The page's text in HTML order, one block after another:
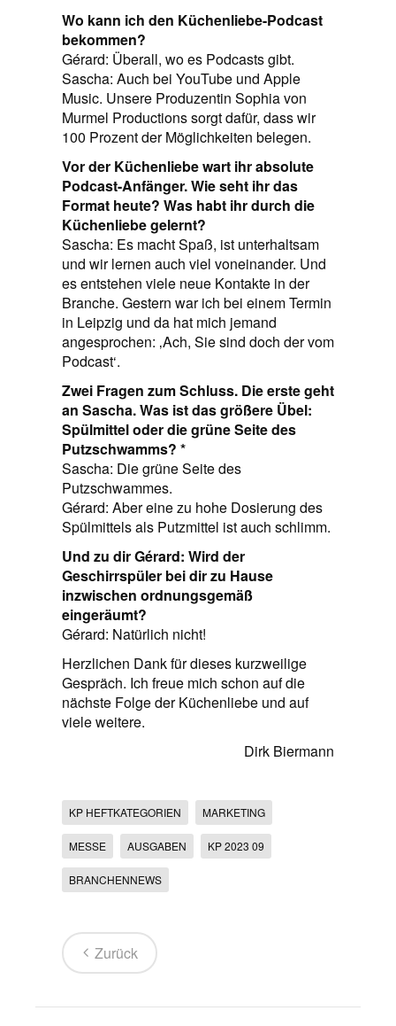
Wo kann ich den Küchenliebe-Podcast
bekommen?
Gérard: Überall, wo es Podcasts gibt.
Sascha: Auch bei YouTube und Apple
Music. Unsere Produzentin Sophia von
Murmel Productions sorgt dafür, dass wir
100 Prozent der Möglichkeiten belegen.
Vor der Küchenliebe wart ihr absolute
Podcast-Anfänger. Wie seht ihr das
Format heute? Was habt ihr durch die
Küchenliebe gelernt?
Sascha: Es macht Spaß, ist unterhaltsam
und wir lernen auch viel voneinander. Und
es entstehen viele neue Kontakte in der
Branche. Gestern war ich bei einem Termin
in Leipzig und da hat mich jemand
angesprochen: ‚Ach, Sie sind doch der vom
Podcast‘.
Zwei Fragen zum Schluss. Die erste geht
an Sascha. Was ist das größere Übel:
Spülmittel oder die grüne Seite des
Putzschwamms? *
Sascha: Die grüne Seite des
Putzschwammes.
Gérard: Aber eine zu hohe Dosierung des
Spülmittels als Putzmittel ist auch schlimm.
Und zu dir Gérard: Wird der
Geschirrspüler bei dir zu Hause
inzwischen ordnungsgemäß
eingeräumt?
Gérard: Natürlich nicht!
Herzlichen Dank für dieses kurzweilige
Gespräch. Ich freue mich schon auf die
nächste Folge der Küchenliebe und auf
viele weitere.
Dirk Biermann
KP HEFTKATEGORIEN MARKETING
MESSE AUSGABEN KP 2023 09
BRANCHENNEWS
Zurück